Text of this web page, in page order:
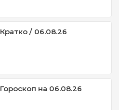
Кратко / 06.08.26
Гороскоп на 06.08.26